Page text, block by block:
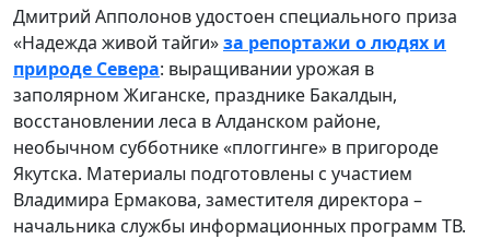
Дмитрий Апполонов удостоен специального приза
«Надежда живой тайги»за репортажи о людях и
природе Севера: выращивании урожая в
заполярном Жиганске, празднике Бакалдын,
восстановлении леса в Алданском районе,
необычном субботнике «плоггинге» в пригороде
Якутска. Материалы подготовлены с участием
Владимира Ермакова, заместителя директора –
начальника службы информационных программ ТВ.